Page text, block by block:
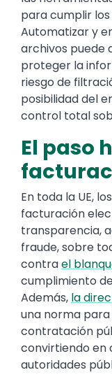
para cumplir
Automatizar y
archivos puede
proteger la
riesgo de
posibilidad del
control total
El paso
En toda la UE,
facturación
transparencia,
fraude, sobre
contrael
cumplimiento
Además, la
una norma
contratación
convirtiendo en
autoridades